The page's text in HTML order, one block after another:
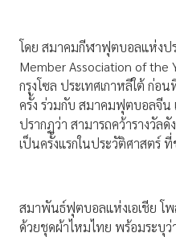
โดย สมาคมกีฬาฟุตบอลแห่งปร
Member Association of the
กรุงโซล ประเทศเกาหลีใต้ ก่อ
ครั้ง ร่วมกับ สมาคมฟุตบอลจี
ปรากฏว่า สามารถคว้ารางวัลดั
เป็นครั้งแรกในประวัติศาสตร์
สมาพันธ์ฟุตบอลแห่งเอเชีย โ
ด้วยชุดผ้าไหมไทย พร้อมระบุว่